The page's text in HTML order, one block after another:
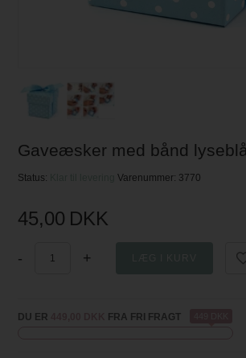
Gaveæsker med bånd
Status: Klar til leveringVarenummer: 3770
45,00 DKK
- +
DU ER FRA FRI FRAGT